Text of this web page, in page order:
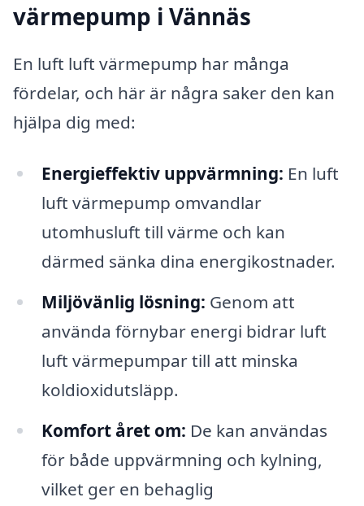
värmepump i Vännäs
En luft luft värmepump har många
fördelar, och här är några saker den kan
hjälpa dig med:
Energieffektiv uppvärmning: En luft
luft värmepump omvandlar
utomhusluft till värme och kan
därmed sänka dina energikostnader.
Miljövänlig lösning: Genom att
använda förnybar energi bidrar luft
luft värmepumpar till att minska
koldioxidutsläpp.
Komfort året om: De kan användas
för både uppvärmning och kylning,
vilket ger en behaglig